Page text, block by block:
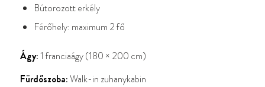
Bútorozott erkély
Férőhely: maximum 2 fő
Ágy: 1 franciaágy (180 × 200 cm)
Fürdőszoba:Walk-in zuhanykabin